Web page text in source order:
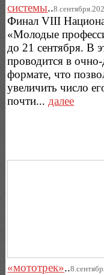
системы..
Финал VIII
«Молодые
до 21 сентября. В
проводится в
формате, что
увеличить число
почти... далее
«мототрек»..